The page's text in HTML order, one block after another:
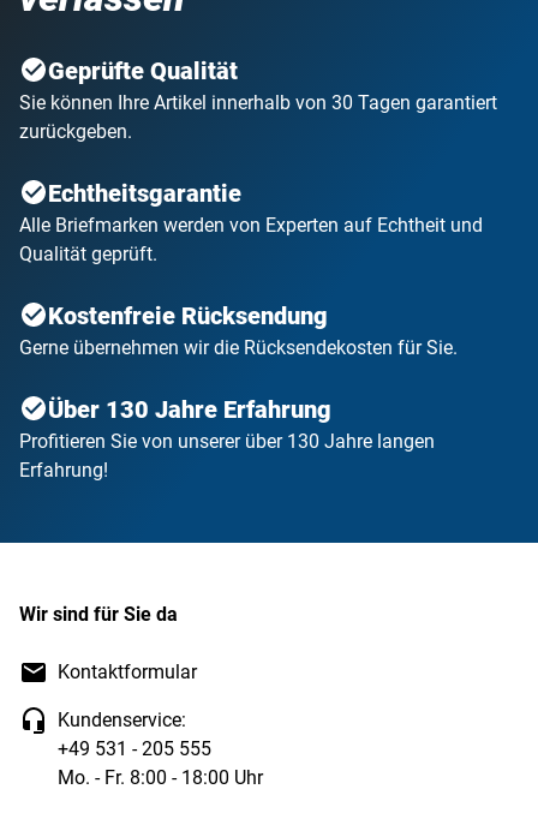
Sie Ihre Lieferung garantiert zurückgeben. Sie können Ihre
unterbrechen oder ganz beenden.
Bereits in der zweiten Sendung ist daskostenlose Luxus-
Sammelalbum mit Goldprägung
Um diese Kollektion werden Sie alle
Geschichtsinteressierten beneiden!
deutsche Vergangenheit, und erleben Sie Geschichte
hautnah!
Geprüfte Qualität
Sie können Ihre Artikel innerhalb von 30 Tagen garantiert
zurückgeben.
Echtheitsgarantie
Alle Briefmarken werden von Experten auf Echtheit und
Qualität geprüft.
Kostenfreie Rücksendung
Gerne übernehmen wir die Rücksendekosten für Sie.
Über 130 Jahre Erfahrung
Profitieren Sie von unserer über 130 Jahre langen
Erfahrung!
Wir sind für Sie da
Kontaktformular
Kundenservice:
+49 531 - 205 555
Mo. - Fr. 8:00 - 18:00 Uhr